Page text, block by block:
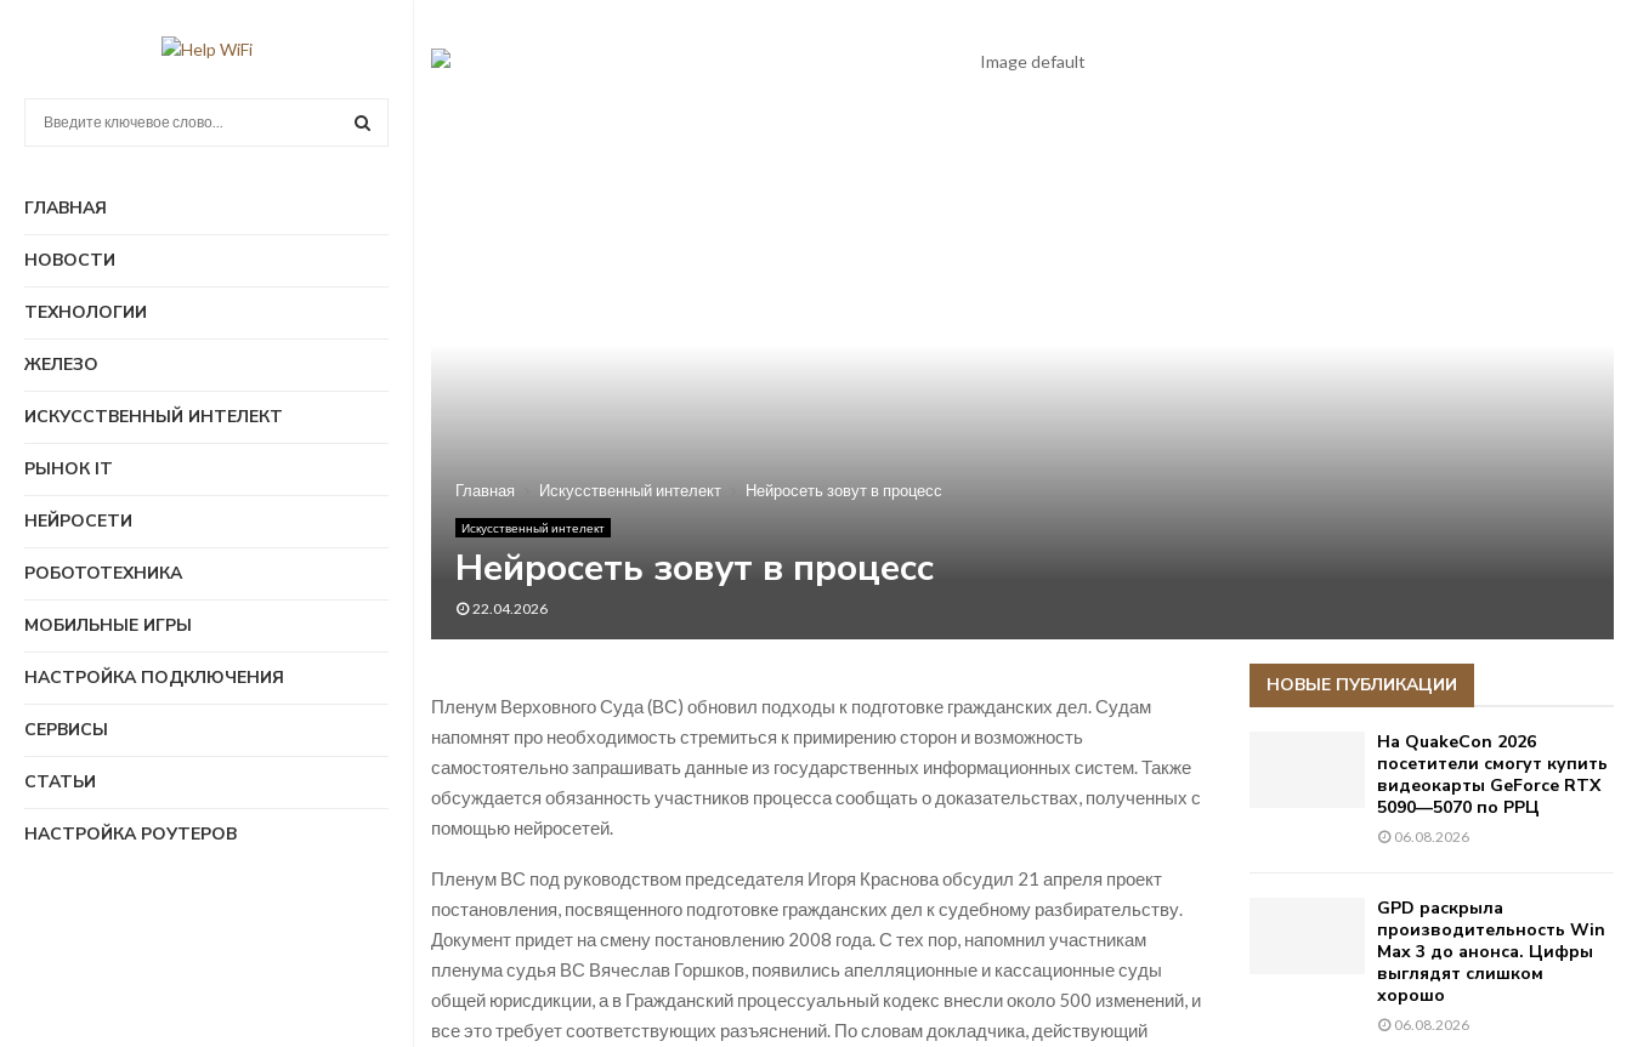
кГЛАВНАЯ
НОВОСТИ
ТЕХНОЛОГИИ
ЖЕЛЕЗО
ИСКУССТВЕННЫЙ ИНТЕЛЕКТ
РЫНОК IT
НЕЙРОСЕТИ
РОБОТОТЕХНИКА
МОБИЛЬНЫЕ ИГРЫ
НАСТРОЙКА ПОДКЛЮЧЕНИЯ
СЕРВИСЫ
СТАТЬИ
НАСТРОЙКА РОУТЕРОВ
Главная Искусственный интелект Нейросеть зовут в процесс
Искусственный интелект
Нейросеть зовут в процесс
22.04.2026
Пленум Верховного Суда (ВС) обновил подходы к подготовке гражданских дел. Судам
напомнят про необходимость стремиться к примирению сторон и возможность
самостоятельно запрашивать данные из государственных информационных систем. Также
обсуждается обязанность участников процесса сообщать о доказательствах, полученных с
помощью нейросетей.
Пленум ВС под руководством председателя Игоря Краснова обсудил 21 апреля проект
постановления, посвященного подготовке гражданских дел к судебному разбирательству.
Документ придет на смену постановлению 2008 года. С тех пор, напомнил участникам
пленума судья ВС Вячеслав Горшков, появились апелляционные и кассационные суды
общей юрисдикции, а в Гражданский процессуальный кодекс внесли около 500 изменений, и
все это требует соответствующих разъяснений. По словам докладчика, действующий
НОВЫЕ ПУБЛИКАЦИИ
На QuakeCon 2026
посетители смогут купить
видеокарты GeForce RTX
5090—5070 по РРЦ
06.08.2026
GPD раскрыла
производительность Win
Max 3 до анонса. Цифры
выглядят слишком
хорошо
06.08.2026